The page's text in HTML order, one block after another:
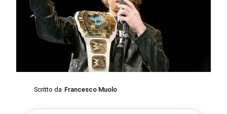
Scritto da Francesco Muolo